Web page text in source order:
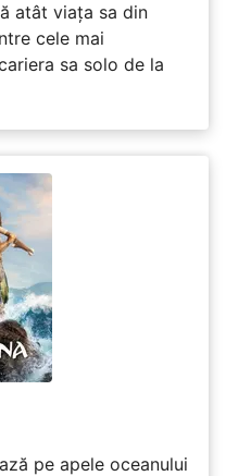
atât viața sa din
cele mai
sa solo de la
pe apele oceanului